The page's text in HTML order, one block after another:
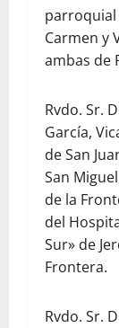
parroquial
Carmen y
ambas de
Rvdo. Sr.
García,
de San
San
de la
del
Sur» de
Frontera.
Rvdo. Sr.